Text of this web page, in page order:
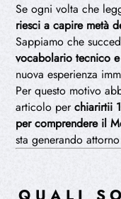
Se ogni volta che
riesci a capire metà
Sappiamo che
vocabolario tecnico
nuova esperienza
Per questo motivo
articolo perchiarirtii
per comprendere il
sta generando